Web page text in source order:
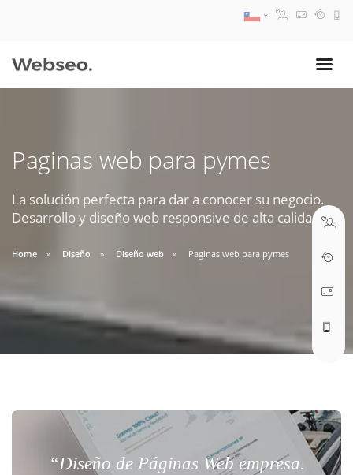
Paginas web para pymes
La solución perfecta para dar a conocer su negocio.
Desarrollo y diseño web responsive de alta calidad.
Home Diseño Diseño web Paginas web para pymes
“Diseño de Páginas Web empresa.
09:30 AM A 18:30 PM
soporte@webseo.cl